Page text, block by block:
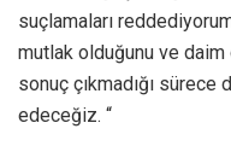
suçlamaları
mutlak olduğunu ve daim
sonuç çıkmadığı
edeceğiz. “